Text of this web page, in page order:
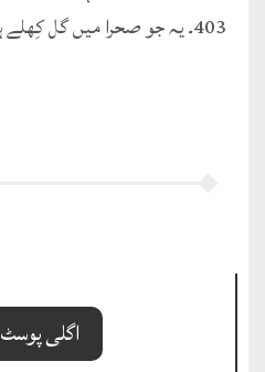
403۔ یہ جو صحرا میں گل کِھلے ہیں میاں
اگلی پوسٹ